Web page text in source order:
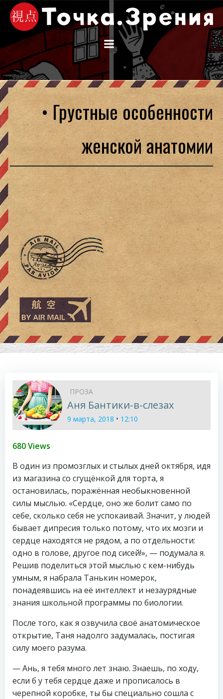
Перейти
к
содержимому
• Грустные особенности
женской анатомии
ПРОЗА
Аня Бантики-в-слезах
9 марта, 2018 • 12:10
680 Views
В один из промозглых и стылых дней октября, идя
из магазина со сгущёнкой для торта, я
остановилась, поражённая необыкновенной
силы мыслью. «Сердце, оно же болит само по
себе, сколько себя не успокаивай. Значит, у людей
бывает дипресия только потому, что их мозги и
сердце находятся не рядом, а по отдельности:
одно в голове, другое под сисей!», — подумала я.
Решив поделиться этой мыслью с кем-нибудь
умным, я набрала Танькин номерок,
понадеявшись на её интеллект и незаурядные
знания школьной программы по биологии.
После того, как я озвучила своё анатомическое
открытие, Таня надолго задумалась, постигая
силу моего разума.
— Ань, я тебя много лет знаю. Знаешь, по ходу,
если б у тебя сердце даже и прописалось в
черепной коробке, ты бы специально сошла с